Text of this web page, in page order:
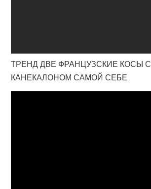
ТРЕНД ДВЕ ФРАНЦУЗСКИЕ КОСЫ С
КАНЕКАЛОНОМ САМОЙ СЕБЕ